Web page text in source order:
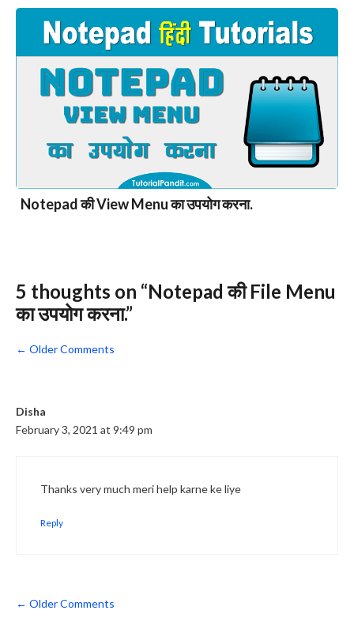
Notepad की View Menu का उपयोग करना.
5 thoughts on “Notepad की File Menu
का उपयोग करना.”
Comment
← Older Comments
Disha
February 3, 2021 at 9:49 pm
Thanks very much meri help karne ke liye
Reply
Comment
← Older Comments